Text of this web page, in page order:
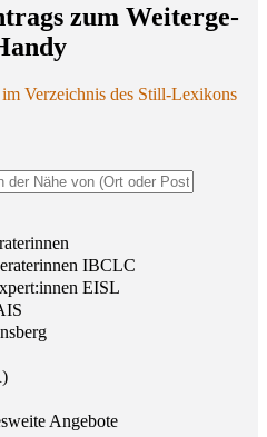
zum Wei­ter­ge­
IBCLC
EISL
Angebote